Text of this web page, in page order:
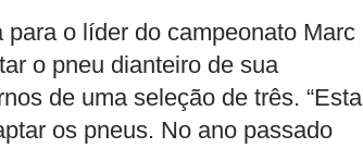
o líder do campeonato Marc
o pneu dianteiro de sua
de uma seleção de três. “Esta
os pneus. No ano passado